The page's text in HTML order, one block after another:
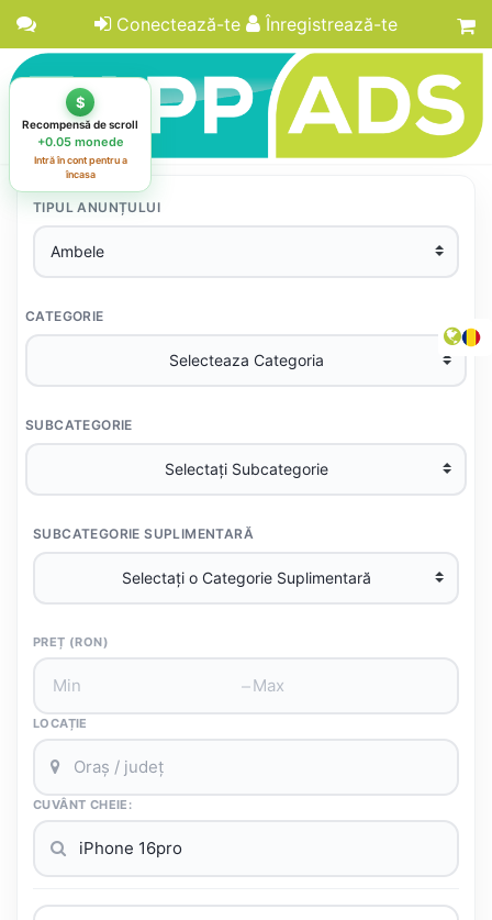
Conectează-te Înregistrează-te
TIPUL ANUNȚULUI
CATEGORIE
SUBCATEGORIE
SUBCATEGORIE SUPLIMENTARĂ
PREȚ (RON)
–
LOCAȚIE
CUVÂNT CHEIE: